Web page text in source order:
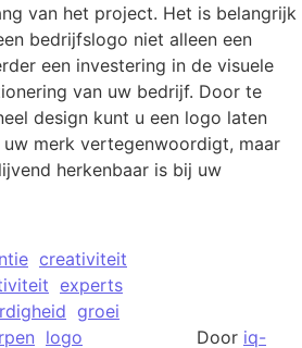
van het project. Het is belangrijk
bedrijfslogo niet alleen een
een investering in de visuele
van uw bedrijf. Door te
design kunt u een logo laten
merk vertegenwoordigt, maar
herkenbaar is bij uw
creativiteit
experts
groei
logo
Door iq-